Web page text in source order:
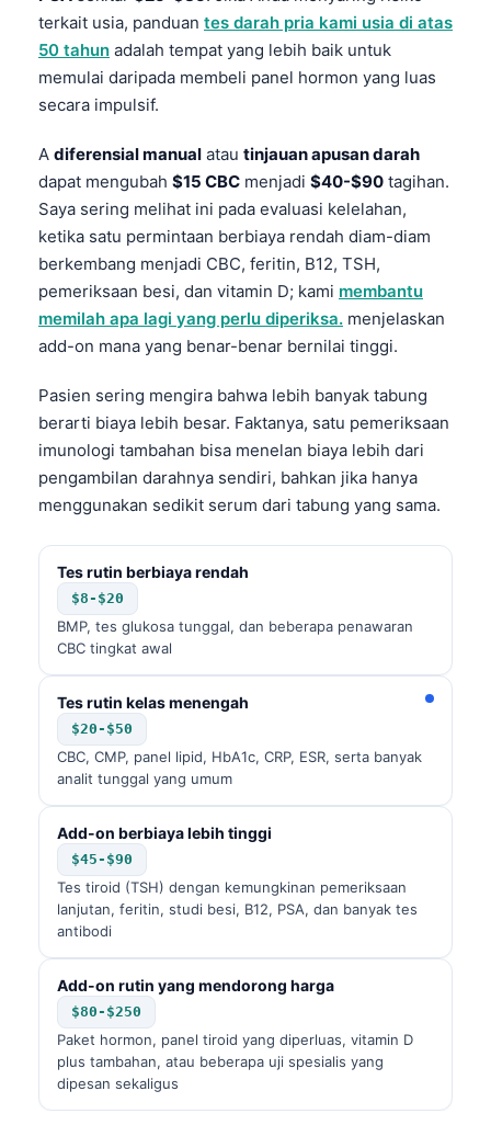
terkait usia, panduan tes darah pria kami usia di atas
50 tahun adalah tempat yang lebih baik untuk
memulai daripada membeli panel hormon yang luas
secara impulsif.
A diferensial manual atau tinjauan apusan darah
dapat mengubah $15 CBC menjadi $40-$90 tagihan.
Saya sering melihat ini pada evaluasi kelelahan,
ketika satu permintaan berbiaya rendah diam-diam
berkembang menjadi CBC, feritin, B12, TSH,
pemeriksaan besi, dan vitamin D; kami membantu
memilah apa lagi yang perlu diperiksa. menjelaskan
add-on mana yang benar-benar bernilai tinggi.
Pasien sering mengira bahwa lebih banyak tabung
berarti biaya lebih besar. Faktanya, satu pemeriksaan
imunologi tambahan bisa menelan biaya lebih dari
pengambilan darahnya sendiri, bahkan jika hanya
menggunakan sedikit serum dari tabung yang sama.
Tes rutin berbiaya rendah
$8-$20
BMP, tes glukosa tunggal, dan beberapa penawaran
CBC tingkat awal
Tes rutin kelas menengah
$20-$50
CBC, CMP, panel lipid, HbA1c, CRP, ESR, serta banyak
analit tunggal yang umum
Add-on berbiaya lebih tinggi
$45-$90
Tes tiroid (TSH) dengan kemungkinan pemeriksaan
lanjutan, feritin, studi besi, B12, PSA, dan banyak tes
antibodi
Add-on rutin yang mendorong harga
$80-$250
Paket hormon, panel tiroid yang diperluas, vitamin D
plus tambahan, atau beberapa uji spesialis yang
dipesan sekaligus